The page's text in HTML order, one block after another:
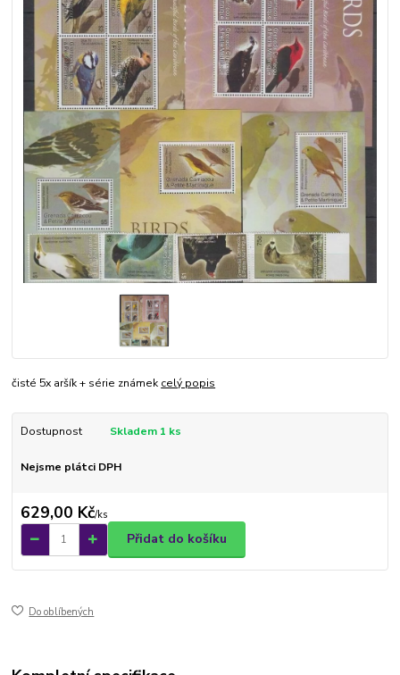
čisté 5x aršík + série známek celý popis
Dostupnost Skladem 1 ks
Nejsme plátci DPH
629,00 Kč/ks
Přidat do košíku
Do oblíbených